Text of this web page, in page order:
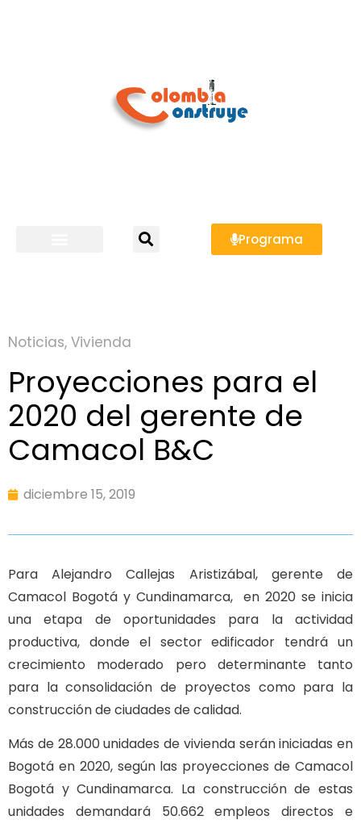
Programa
Noticias, Vivienda
Proyecciones para el
2020 del gerente de
Camacol B&C
diciembre 15, 2019
Para Alejandro Callejas Aristizábal, gerente de
Camacol Bogotá y Cundinamarca, en 2020 se inicia
una etapa de oportunidades para la actividad
productiva, donde el sector edificador tendrá un
crecimiento moderado pero determinante tanto
para la consolidación de proyectos como para la
construcción de ciudades de calidad.
Más de 28.000 unidades de vivienda serán iniciadas en
Bogotá en 2020, según las proyecciones de Camacol
Bogotá y Cundinamarca. La construcción de estas
unidades demandará 50.662 empleos directos e